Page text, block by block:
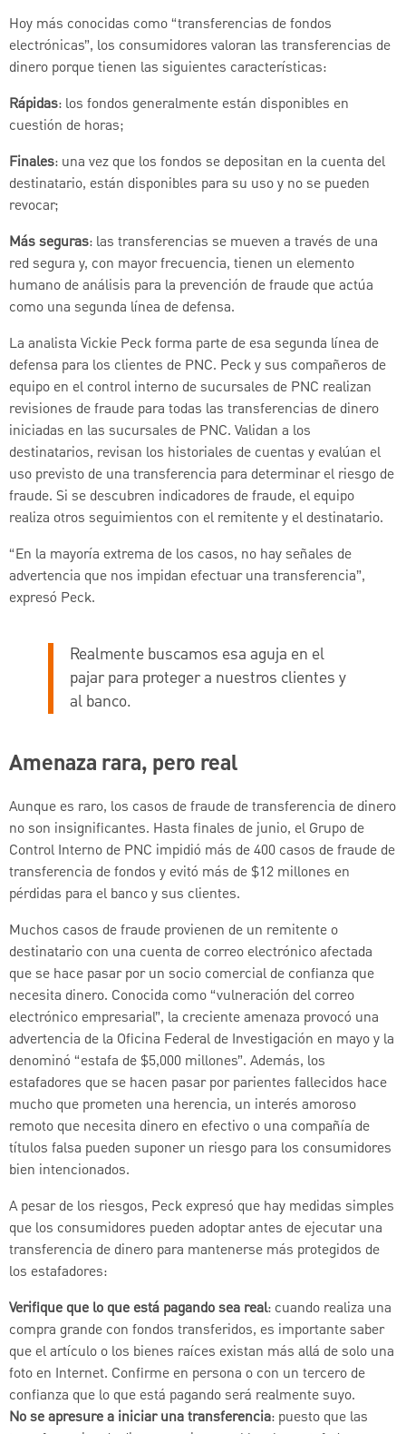
Hoy más conocidas como “transferencias de fondos
electrónicas”, los consumidores valoran las transferencias de
dinero porque tienen las siguientes características:
Rápidas: los fondos generalmente están disponibles en
cuestión de horas;
Finales: una vez que los fondos se depositan en la cuenta del
destinatario, están disponibles para su uso y no se pueden
revocar;
Más seguras: las transferencias se mueven a través de una
red segura y, con mayor frecuencia, tienen un elemento
humano de análisis para la prevención de fraude que actúa
como una segunda línea de defensa.
La analista Vickie Peck forma parte de esa segunda línea de
defensa para los clientes de PNC. Peck y sus compañeros de
equipo en el control interno de sucursales de PNC realizan
revisiones de fraude para todas las transferencias de dinero
iniciadas en las sucursales de PNC. Validan a los
destinatarios, revisan los historiales de cuentas y evalúan el
uso previsto de una transferencia para determinar el riesgo de
fraude. Si se descubren indicadores de fraude, el equipo
realiza otros seguimientos con el remitente y el destinatario.
“En la mayoría extrema de los casos, no hay señales de
advertencia que nos impidan efectuar una transferencia”,
expresó Peck.
Realmente buscamos esa aguja en el
pajar para proteger a nuestros clientes y
al banco.
Amenaza rara, pero real
Aunque es raro, los casos de fraude de transferencia de dinero
no son insignificantes. Hasta finales de junio, el Grupo de
Control Interno de PNC impidió más de 400 casos de fraude de
transferencia de fondos y evitó más de $12 millones en
pérdidas para el banco y sus clientes.
Muchos casos de fraude provienen de un remitente o
destinatario con una cuenta de correo electrónico afectada
que se hace pasar por un socio comercial de confianza que
necesita dinero. Conocida como “vulneración del correo
electrónico empresarial”, la creciente amenaza provocó una
advertencia de la Oficina Federal de Investigación en mayo y la
denominó “estafa de $5,000 millones”. Además, los
estafadores que se hacen pasar por parientes fallecidos hace
mucho que prometen una herencia, un interés amoroso
remoto que necesita dinero en efectivo o una compañía de
títulos falsa pueden suponer un riesgo para los consumidores
bien intencionados.
A pesar de los riesgos, Peck expresó que hay medidas simples
que los consumidores pueden adoptar antes de ejecutar una
transferencia de dinero para mantenerse más protegidos de
los estafadores:
Verifique que lo que está pagando sea real: cuando realiza una
compra grande con fondos transferidos, es importante saber
que el artículo o los bienes raíces existan más allá de solo una
foto en Internet. Confirme en persona o con un tercero de
confianza que lo que está pagando será realmente suyo.
No se apresure a iniciar una transferencia: puesto que las